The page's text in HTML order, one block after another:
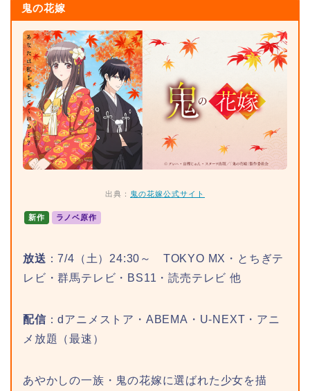
鬼の花嫁
出典： 鬼の花嫁公式サイト
新作 ラノベ原作
放送 ：7/4（土）24:30～ TOKYO MX・とちぎテ
レビ・群馬テレビ・BS11・読売テレビ 他
配信 ：dアニメストア・ABEMA・U-NEXT・アニ
メ放題（最速）
あやかしの一族・鬼の花嫁に選ばれた少女を描